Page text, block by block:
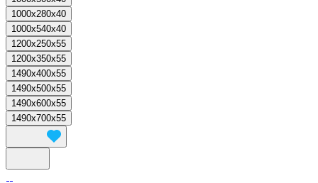
1000x280x40
1000x540x40
1200x250x55
1200x350x55
1490x400x55
1490x500x55
1490x600x55
1490x700x55